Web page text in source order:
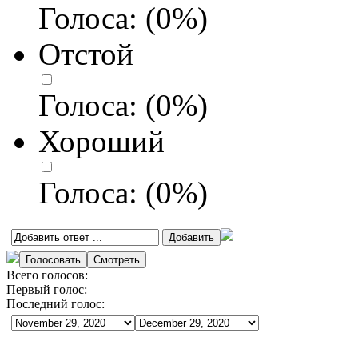
Голоса: (0%)
Отстой
Голоса: (0%)
Хороший
Голоса: (0%)
Всего голосов:
Первый голос:
Последний голос: